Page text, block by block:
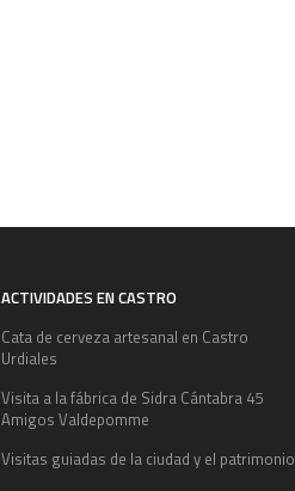
ACTIVIDADES EN CASTRO
Cata de cerveza artesanal en Castro
Urdiales
Visita a la fábrica de Sidra Cántabra 45
Amigos Valdepomme
Visitas guiadas de la ciudad y el patrimonio